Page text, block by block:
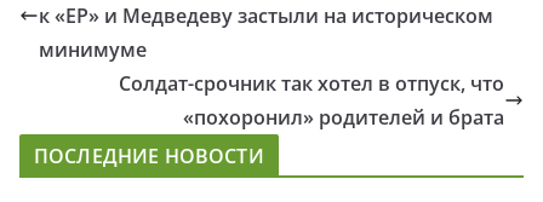
к «ЕР» и Медведеву застыли на историческом
минимуме
Солдат-срочник так хотел в отпуск, что
«похоронил» родителей и брата
ПОСЛЕДНИЕ НОВОСТИ